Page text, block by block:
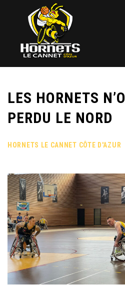
LES HORNETS
PERDU LE NORD
HORNETS LE CANNET CÔTE D'AZUR